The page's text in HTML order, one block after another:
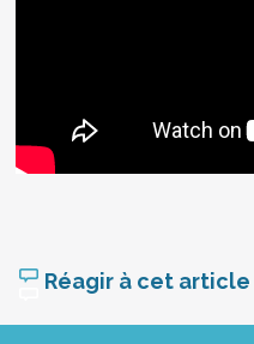
Réagir à cet article